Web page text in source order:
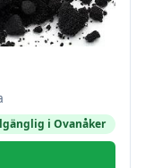
i Ovanåker